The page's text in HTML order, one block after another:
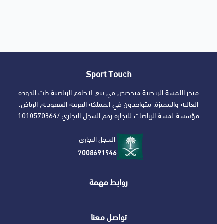
Sport Touch
متجر اللمسة الرياضية متخصص في بيع الاطقم الرياضية ذات الجودة
العالية والمميزة. متواجدون في المملكة العربية السعودية, الرياض.
مؤسسة لمسة الرياضات للتجارة رقم السجل التجاري /1010570864
السجل التجاري
7008691946
روابط مهمة
تواصل معنا